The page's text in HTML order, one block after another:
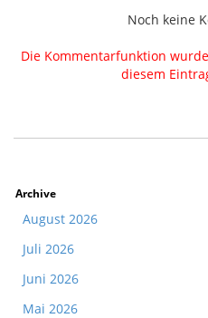
Noch keine
Die Kommentarfunktion
diesem
Archive
August 2026
Juli 2026
Juni 2026
Mai 2026